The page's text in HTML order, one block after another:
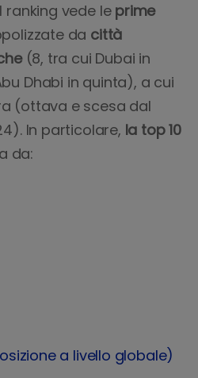
ranking vede le prime
da città
(8, tra cui Dubai in
Dhabi in quinta), a cui
(ottava e scesa dal
In particolare, la top 10
da:
a livello globale)